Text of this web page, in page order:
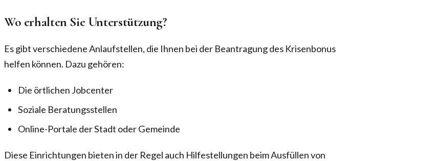
Wo erhalten Sie Unterstützung?
Es gibt verschiedene Anlaufstellen, die Ihnen bei der Beantragung des Krisenbonus
helfen können. Dazu gehören:
Die örtlichen Jobcenter
Soziale Beratungsstellen
Online-Portale der Stadt oder Gemeinde
Diese Einrichtungen bieten in der Regel auch Hilfestellungen beim Ausfüllen von